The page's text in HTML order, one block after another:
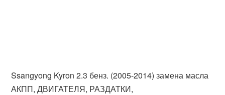
Ssangyong Kyron 2.3 бенз. (2005-2014) замена масла
АКПП, ДВИГАТЕЛЯ, РАЗДАТКИ,